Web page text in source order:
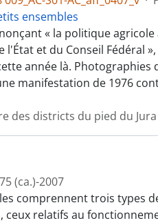
ensembles
« la politique
et du Conseil Fédéral
année là. Photographies
manifestation de 1976
des districts du pied du Jura
(ca.)-2007
comprennent trois types
ceux relatifs au